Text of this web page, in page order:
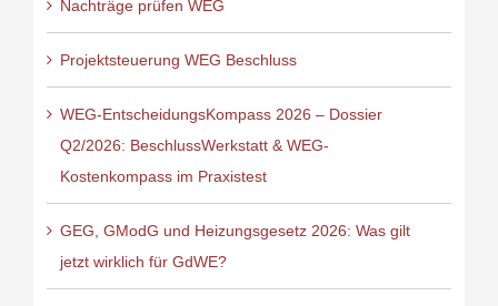
Nachträge prüfen WEG
Projektsteuerung WEG Beschluss
WEG-EntscheidungsKompass 2026 – Dossier
Q2/2026: BeschlussWerkstatt & WEG-
Kostenkompass im Praxistest
GEG, GModG und Heizungsgesetz 2026: Was gilt
jetzt wirklich für GdWE?